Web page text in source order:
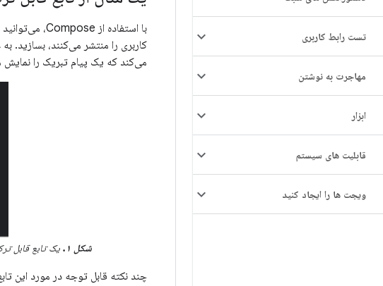
تست رابط کاربری
مهاجرت به نوشتن
ابزار
قابلیت های سیستم
ویجت ها را ایجاد کنید
با استفاده از Compose، می‌توانید رابط کاربری خود را با تعریف مجموعه‌ای از توابع
کاربری را منتشر می‌کنند، بسازید.
می‌کند که یک پیام تبریک را
شکل ۱. یک تابع قابل
چند نکته قابل توجه در مورد این